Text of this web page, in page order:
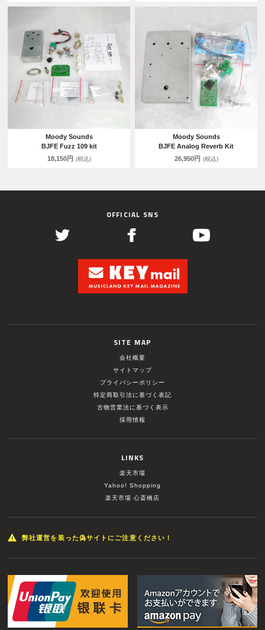
Moody Sounds
BJFE Fuzz 109 kit
18,150円 (税込)
Moody Sounds
BJFE Analog Reverb Kit
26,950円 (税込)
OFFICIAL SNS
SITE MAP
会社概要
サイトマップ
プライバシーポリシー
特定商取引法に基づく表記
古物営業法に基づく表示
採用情報
LINKS
楽天市場
Yahoo! Shopping
楽天市場 心斎橋店
弊社運営を装った偽サイトにご注意ください！